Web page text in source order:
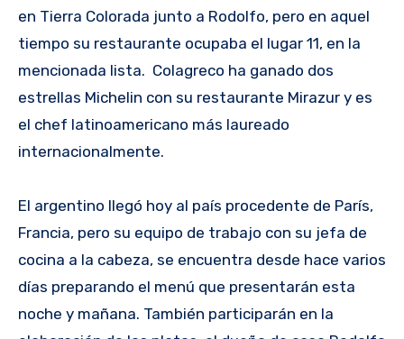
en Tierra Colorada junto a Rodolfo, pero en aquel
tiempo su restaurante ocupaba el lugar 11, en la
mencionada lista. Colagreco ha ganado dos
estrellas Michelin con su restaurante Mirazur y es
el chef latinoamericano más laureado
internacionalmente.
El argentino llegó hoy al país procedente de París,
Francia, pero su equipo de trabajo con su jefa de
cocina a la cabeza, se encuentra desde hace varios
días preparando el menú que presentarán esta
noche y mañana. También participarán en la